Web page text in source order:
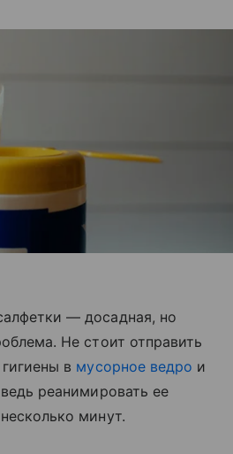
— досадная, но
Не стоит отправить
в мусорное ведро и
реанимировать ее
минут.